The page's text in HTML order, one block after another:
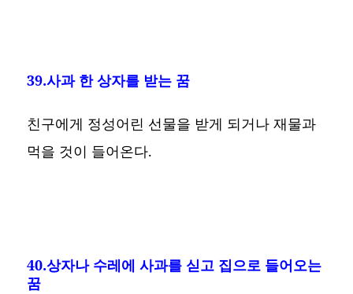
39.사과 한 상자를 받는 꿈
친구에게 정성어린 선물을 받게 되거나 재물과
먹을 것이 들어온다.
40.상자나 수레에 사과를 싣고 집으로 들어오는
꿈